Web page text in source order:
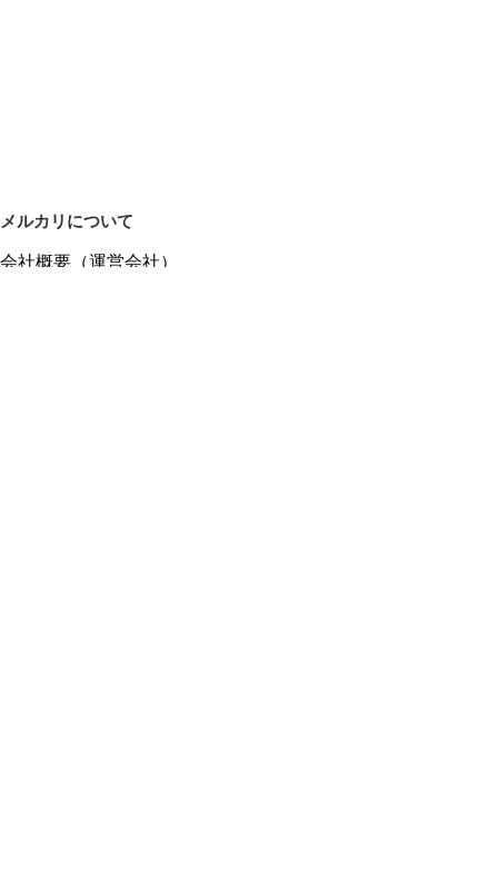
メルカリについて
会社概要（運営会社）